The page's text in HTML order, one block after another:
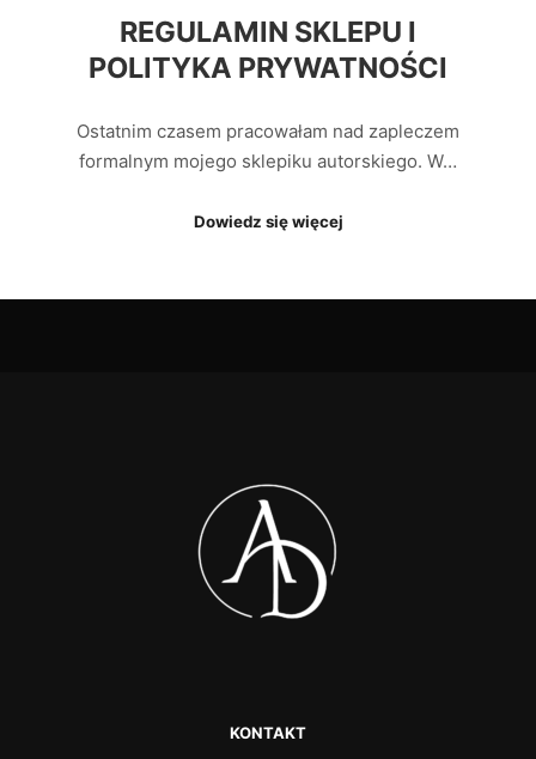
REGULAMIN SKLEPU I
POLITYKA PRYWATNOŚCI
Ostatnim czasem pracowałam nad zapleczem
formalnym mojego sklepiku autorskiego. W…
Dowiedz się więcej
KONTAKT